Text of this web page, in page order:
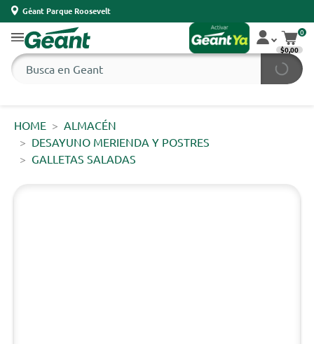
Géant Parque Roosevelt
0
$0,00
HOME
ALMACÉN
DESAYUNO MERIENDA Y POSTRES
GALLETAS SALADAS